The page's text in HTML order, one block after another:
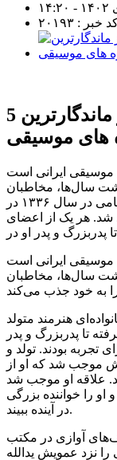
خبر : ۲۰۱۹۳
5 دی؛ سالگرد درگذشت یکی از ماندگارترین
های موسیقی
موسیقی ایرانی است
سال‌ها، مخاطبان
بسیاری را به خود جذب می‌کند. بسطامی در سال ۱۳۳۶ در
شد. هر یک از اعضای
موسیقی ایرانی است
سال‌ها، مخاطبان
در خانواده‌ای هنرمند متولد
تا پدربزرگ و پدر
تجربه بودند. تولد و
موجب شد که او از
علاقه او موجب شد
او را خواننده بزرگی
در آینده ببیند.
آوازی در مکتب
نزد عمویش یدالله